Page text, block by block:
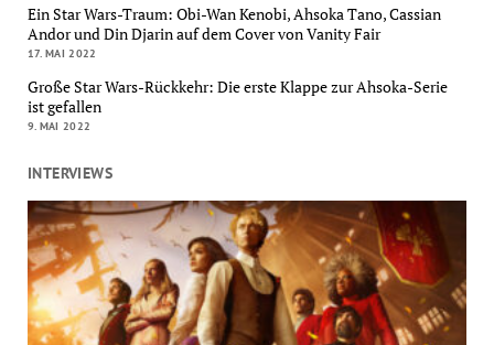
Ein Star Wars-Traum: Obi-Wan Kenobi, Ahsoka Tano, Cassian
Andor und Din Djarin auf dem Cover von Vanity Fair
17. MAI 2022
Große Star Wars-Rückkehr: Die erste Klappe zur Ahsoka-Serie
ist gefallen
9. MAI 2022
INTERVIEWS